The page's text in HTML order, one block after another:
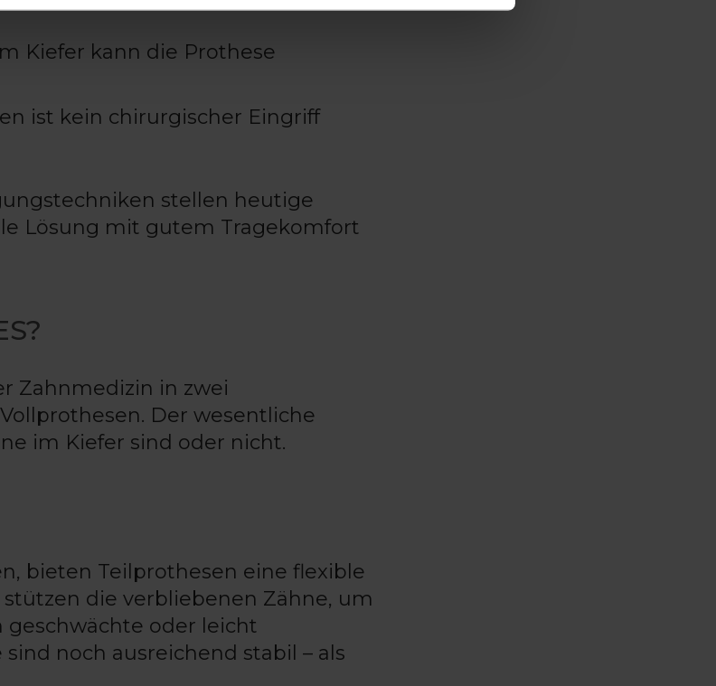
Kiefer kann die Prothese
ist kein chirurgischer Eingriff
stellen heutige
Lösung mit gutem Tragekomfort
Zahnmedizin in zwei
Der wesentliche
im Kiefer sind oder nicht.
bieten Teilprothesen eine flexible
die verbliebenen Zähne, um
oder leicht
noch ausreichend stabil – als